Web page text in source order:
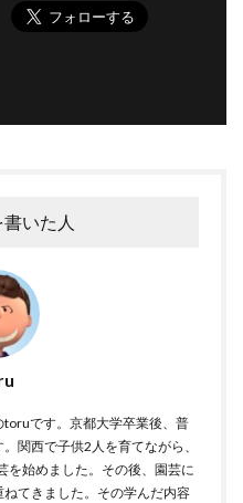
いた人
です。京都大学卒業後、普
関西で子供2人を育てながら、
を始めました。その後、園芸に
てきました。その学んだ内容